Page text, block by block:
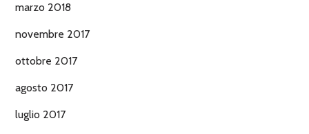
marzo 2018
novembre 2017
ottobre 2017
agosto 2017
luglio 2017